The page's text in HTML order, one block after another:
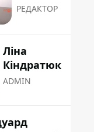
РЕДАКТОР
Ліна
Кіндратюк
ADMIN